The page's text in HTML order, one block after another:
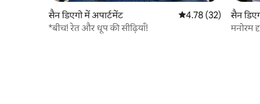
सैन डिएगो में अपार्टमेंट औसत रेटिंग 5 में से 4.78,
4.78 (32)
*बीच! रेत और धूप की सीढ़ियाँ!
सैन
मनोरम